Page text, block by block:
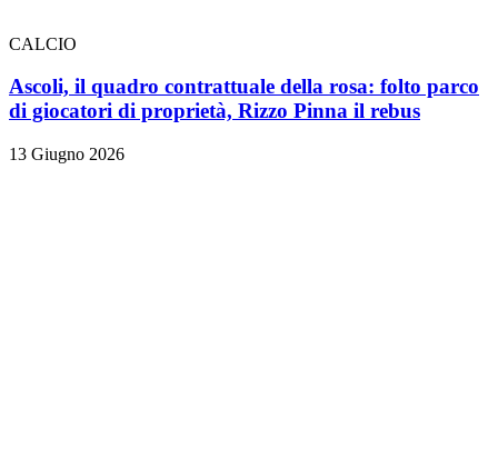
CALCIO
Ascoli, il quadro contrattuale della rosa: folto parco
di giocatori di proprietà, Rizzo Pinna il rebus
13 Giugno 2026